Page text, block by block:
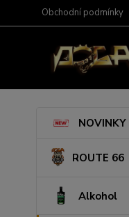
Obchodní podmínky
NOVINKY
ROUTE 66
Alkohol